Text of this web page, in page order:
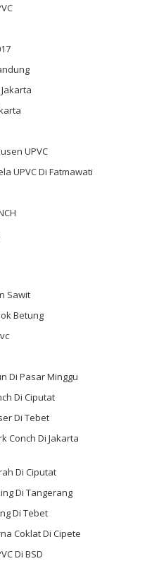
UPVC
UPVC Di Fatmawati
Sawit
Betung
Di Pasar Minggu
Di Ciputat
Di Tebet
Conch Di Jakarta
Di Ciputat
Di Tangerang
Di Tebet
Coklat Di Cipete
Di BSD